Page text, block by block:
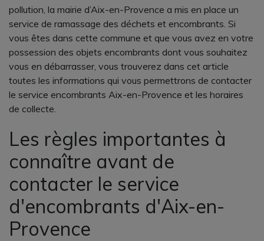
pollution, la mairie d’Aix-en-Provence a mis en place un
service de ramassage des déchets et encombrants. Si
vous êtes dans cette commune et que vous avez en votre
possession des objets encombrants dont vous souhaitez
vous en débarrasser, vous trouverez dans cet article
toutes les informations qui vous permettrons de contacter
le service encombrants Aix-en-Provence et les horaires
de collecte.
Les règles importantes à
connaître avant de
contacter le service
d'encombrants d'Aix-en-
Provence